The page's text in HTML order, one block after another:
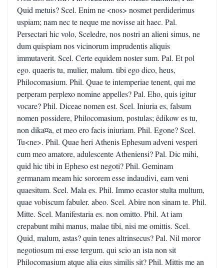
Quid metuis? Scel. Enim ne <nos> nosmet perdiderimus
uspiam; nam nec te neque me novisse ait haec. Pal.
Persectari hic volo, Sceledre, nos nostri an alieni simus, ne
dum quispiam nos vicinorum imprudentis aliquis
immutaverit. Scel. Certe equidem noster sum. Pal. Et pol
ego. quaeris tu, mulier, malum. tibi ego dico, heus,
Philocomasium. Phil. Quae te intemperiae tenent, qui me
perperam perplexo nomine appelles? Pal. Eho, quis igitur
vocare? Phil. Diceae nomen est. Scel. Iniuria es, falsum
nomen possidere, Philocomasium, postulas; êdikow es tu,
non dika¤a, et meo ero facis iniuriam. Phil. Egone? Scel.
Tu<ne>. Phil. Quae heri Athenis Ephesum adveni vesperi
cum meo amatore, adulescente Atheniensi? Pal. Dic mihi,
quid hic tibi in Epheso est negoti? Phil. Geminam
germanam meam hic sororem esse indaudivi, eam veni
quaesitum. Scel. Mala es. Phil. Immo ecastor stulta multum,
quae vobiscum fabuler. abeo. Scel. Abire non sinam te. Phil.
Mitte. Scel. Manifestaria es. non omitto. Phil. At iam
crepabunt mihi manus, malae tibi, nisi me omittis. Scel.
Quid, malum, astas? quin tenes altrinsecus? Pal. Nil moror
negotiosum mi esse tergum. qui scio an ista non sit
Philocomasium atque alia eius similis sit? Phil. Mittis me an